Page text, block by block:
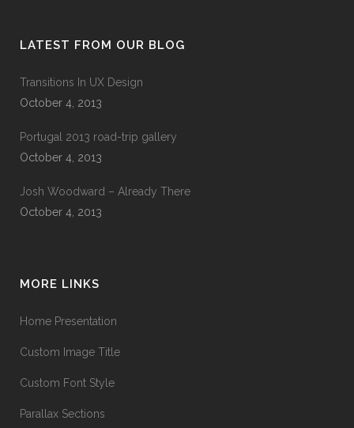
LATEST FROM OUR BLOG
Transitions In UX Design
October 4, 2013
Portugal 2013 road-trip gallery
October 4, 2013
Josh Woodward – Already There
October 4, 2013
MORE LINKS
Home Presentation
Custom Image Title
Custom Font Style
Parallax Sections